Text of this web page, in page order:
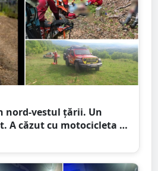
nord-vestul țării. Un
A căzut cu motocicleta în